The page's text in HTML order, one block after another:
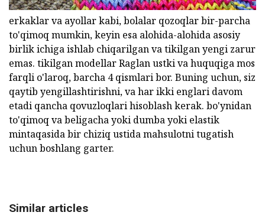
erkaklar va ayollar kabi, bolalar qozoqlar bir-parcha
to'qimoq mumkin, keyin esa alohida-alohida asosiy
birlik ichiga ishlab chiqarilgan va tikilgan yengi zarur
emas. tikilgan modellar Raglan ustki va huquqiga mos
farqli o'laroq, barcha 4 qismlari bor. Buning uchun, siz
qaytib yengillashtirishni, va har ikki englari davom
etadi qancha qovuzloqlari hisoblash kerak. bo'ynidan
to'qimoq va beligacha yoki dumba yoki elastik
mintaqasida bir chiziq ustida mahsulotni tugatish
uchun boshlang garter.
Similar articles